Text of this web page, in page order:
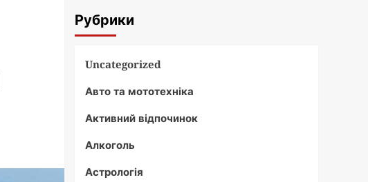
Рубрики
Uncategorized
Авто та мототехніка
Активний відпочинок
Алкоголь
Астрологія